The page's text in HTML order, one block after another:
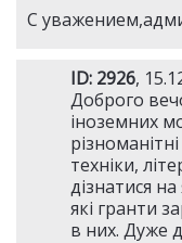
С
ID: 2926,
Доброго
іноземних
техніки,
дізнатися
які гранти
в них. Дуже